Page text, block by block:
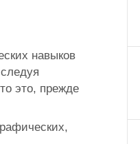
навыков
это, прежде